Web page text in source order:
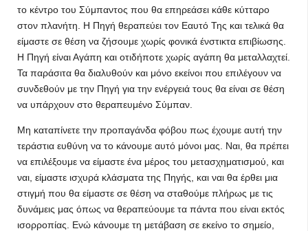
το κέντρο του Σύμπαντος που θα επηρεάσει κάθε κύτταρο
στον πλανήτη. Η Πηγή θεραπεύει τον Εαυτό Της και τελικά θα
είμαστε σε θέση να ζήσουμε χωρίς φονικά ένστικτα επιβίωσης.
Η Πηγή είναι Αγάπη και οτιδήποτε χωρίς αγάπη θα μεταλλαχτεί.
Τα παράσιτα θα διαλυθούν και μόνο εκείνοι που επιλέγουν να
συνδεθούν με την Πηγή για την ενέργειά τους θα είναι σε θέση
να υπάρχουν στο θεραπευμένο Σύμπαν.
Μη καταπίνετε την προπαγάνδα φόβου πως έχουμε αυτή την
τεράστια ευθύνη να το κάνουμε αυτό μόνοι μας. Ναι, θα πρέπει
να επιλέξουμε να είμαστε ένα μέρος του μετασχηματισμού, και
ναι, είμαστε ισχυρά κλάσματα της Πηγής, και ναι θα έρθει μια
στιγμή που θα είμαστε σε θέση να σταθούμε πλήρως με τις
δυνάμεις μας όπως να θεραπεύουμε τα πάντα που είναι εκτός
ισορροπίας. Ενώ κάνουμε τη μετάβαση σε εκείνο το σημείο,